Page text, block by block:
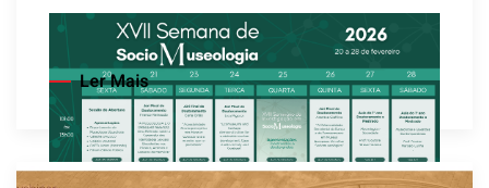
Ler Mais